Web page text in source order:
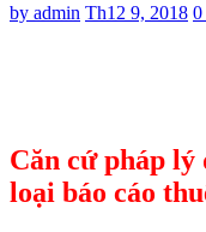
by admin Th12 9, 2018 0
Căn cứ pháp lý
loại báo cáo